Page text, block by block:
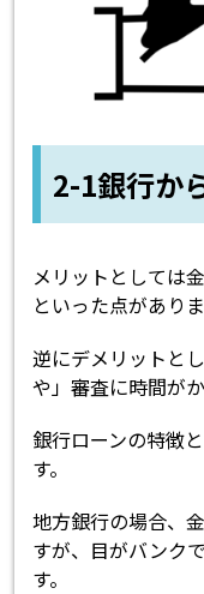
2-1銀行か
メリットとしては
といった点がありま
逆にデメリットと
や」審査に時間がか
銀行ローンの特徴
す。
地方銀行の場合、
すが、目がバンク
す。